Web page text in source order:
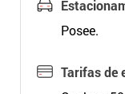
Posee.
Tarifas de